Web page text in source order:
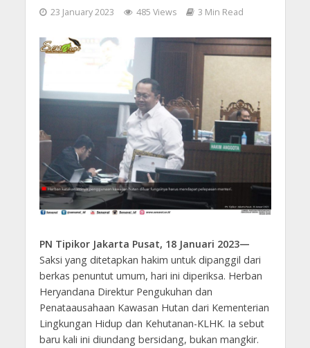
23 January 2023 485 Views 3 Min Read
PN Tipikor Jakarta Pusat, 18 Januari 2023—
Saksi yang ditetapkan hakim untuk dipanggil dari
berkas penuntut umum, hari ini diperiksa. Herban
Heryandana Direktur Pengukuhan dan
Penataausahaan Kawasan Hutan dari Kementerian
Lingkungan Hidup dan Kehutanan-KLHK. Ia sebut
baru kali ini diundang bersidang, bukan mangkir.